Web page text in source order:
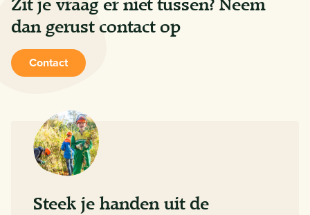
ingevuld, ontvang je een bevestigingsmail. Deze mail
kun je vervolgens gebruiken als bewijs van je
aanmelding.
Zit je vraag er niet tussen? Neem
dan gerust contact op
Contact
Steek je handen uit de